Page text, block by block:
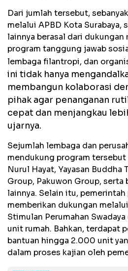
Dari jumlah tersebut,
melalui APBD Kota Surabaya,
lainnya berasal dari dukungan
program tanggung jawab
lembaga filantropi, dan
ini tidak hanya
membangun kolaborasi
pihak agar penanganan
cepat dan menjangkau
ujarnya.
Sejumlah lembaga dan
mendukung program tersebut
Nurul Hayat, Yayasan Buddha
Group, Pakuwon Group,
lainnya. Selain itu, pemerintah
memberikan dukungan
Stimulan Perumahan
unit rumah. Bahkan, terdapat
bantuan hingga 2.000 unit
dalam proses kajian oleh